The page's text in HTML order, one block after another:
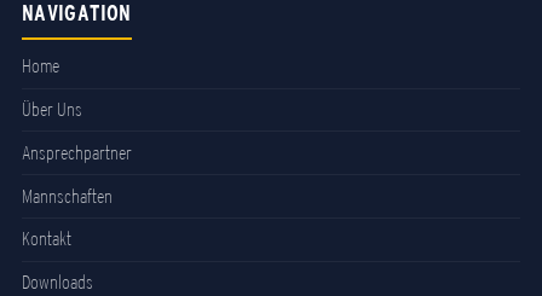
NAVIGATION
Home
Über Uns
Ansprechpartner
Mannschaften
Kontakt
Downloads